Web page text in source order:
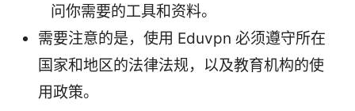
问你需要的工具和资料。
需要注意的是，使用 Eduvpn 必须遵守所在
国家和地区的法律法规，以及教育机构的使
用政策。